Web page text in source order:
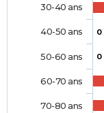
0
0
30-40 ans
40-50 ans
50-60 ans
60-70 ans
70-80 ans